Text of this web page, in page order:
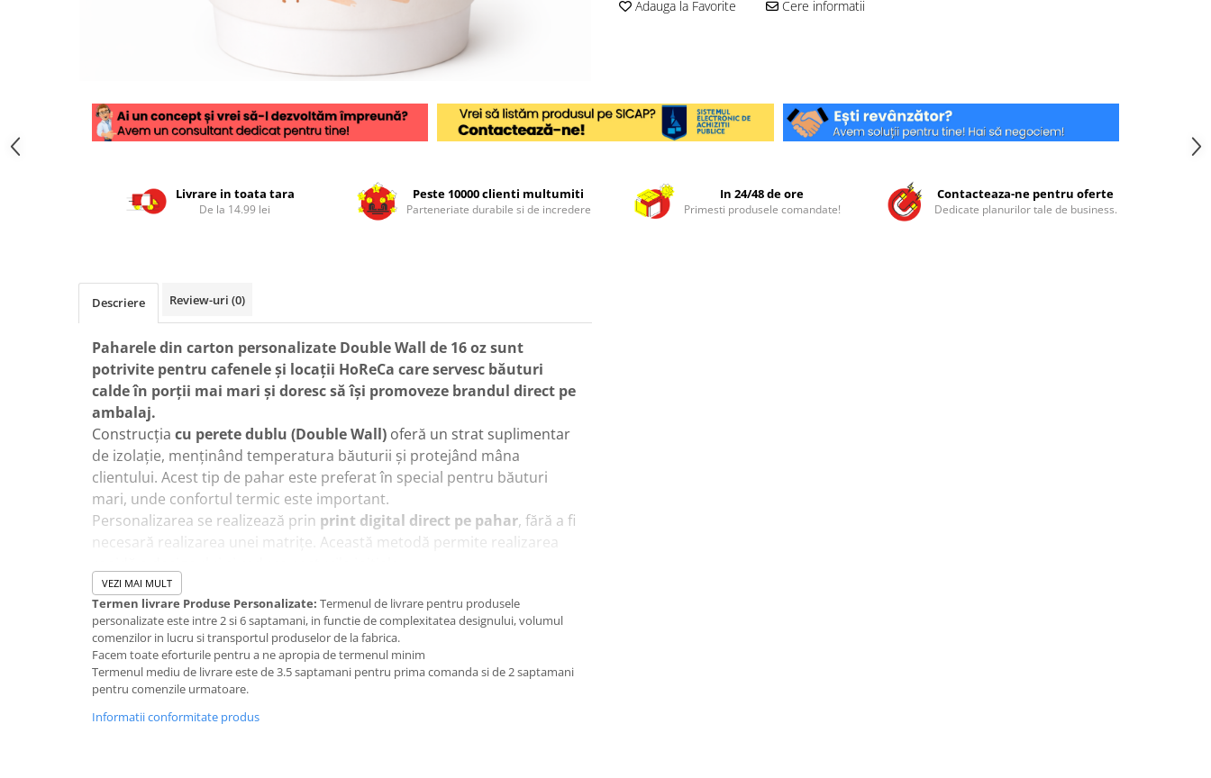
Adauga la Favorite Cere informatii
Livrare in toata tara
De la 14.99 lei
Peste 10000 clienti multumiti
Parteneriate durabile si de incredere
In 24/48 de ore
Primesti produsele comandate!
Contacteaza-ne pentru oferte
Dedicate planurilor tale de business.
Descriere Review-uri (0)
Paharele din carton personalizate Double Wall de 16 oz sunt
potrivite pentru cafenele și locații HoReCa care servesc băuturi
calde în porții mai mari și doresc să își promoveze brandul direct pe
ambalaj.
Construcția cu perete dublu (Double Wall) oferă un strat suplimentar
de izolație, menținând temperatura băuturii și protejând mâna
clientului. Acest tip de pahar este preferat în special pentru băuturi
mari, unde confortul termic este important.
Personalizarea se realizează prin print digital direct pe pahar, fără a fi
necesară realizarea unei matrițe. Această metodă permite realizarea
Paharele de
latte mare
americano mare
cappuccino mare
băuturi pe bază de lapte
băuturi calde to-go
Designul personalizat transformă paharul într-un instrument de
VEZI MAI MULT
Termen livrare Produse Personalizate: Termenul de livrare pentru produsele
personalizate este intre 2 si 6 saptamani, in functie de complexitatea designului, volumul
comenzilor in lucru si transportul produselor de la fabrica.
Facem toate eforturile pentru a ne apropia de termenul minim
Termenul mediu de livrare este de 3.5 saptamani pentru prima comanda si de 2 saptamani
pentru comenzile urmatoare.
Informatii conformitate produs